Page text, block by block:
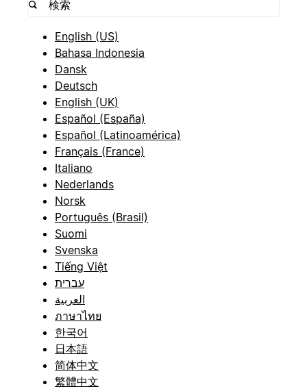
English (US)
Bahasa Indonesia
Dansk
Deutsch
English (UK)
Español (España)
Español (Latinoamérica)
Français (France)
Italiano
Nederlands
Norsk
Português (Brasil)
Suomi
Svenska
Tiếng Việt
עברית
العربية
ภาษาไทย
한국어
日本語
简体中文
繁體中文